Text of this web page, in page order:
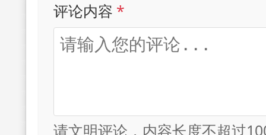
评论内容 *
请文明评论，内容长度不超过